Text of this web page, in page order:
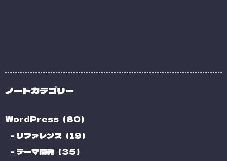
ノートカテゴリー
WordPress（80）
リファレンス（19）
テーマ開発（35）